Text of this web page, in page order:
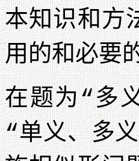
本知识和方
用的和必要
在题为“多
“单义、多